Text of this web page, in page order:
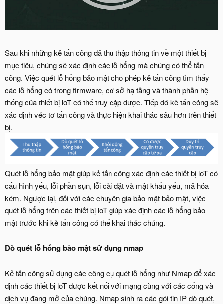
Sau khi những kẻ tấn công đã thu thập thông tin về một thiết bị
mục tiêu, chúng sẽ xác định các lỗ hổng mà chúng có thể tấn
công. Việc quét lỗ hổng bảo mật cho phép kẻ tấn công tìm thấy
các lỗ hổng có trong firmware, cơ sở hạ tầng và thành phần hệ
thống của thiết bị loT có thể truy cập được. Tiếp đó kẻ tấn công sẽ
xác định véc tơ tấn công và thực hiện khai thác sâu hơn trên thiết
bị.
Quét lỗ hổng bảo mật giúp kẻ tấn công xác định các thiết bị loT có
cấu hình yếu, lỗi phần sụn, lỗi cài đặt và mật khẩu yếu, mã hóa
kém. Ngược lại, đối với các chuyên gia bảo mật bảo mật, việc
quét lỗ hổng trên các thiết bị loT giúp xác định các lỗ hổng bảo
mật trước khi kẻ tấn công có thể khai thác chúng.
Dò quét lỗ hổng bảo mật sử dụng nmap
Kẻ tấn công sử dụng các công cụ quét lỗ hổng như Nmap để xác
định các thiết bị loT được kết nối với mạng cùng với các cổng và
dịch vụ đang mở của chúng. Nmap sinh ra các gói tin IP dò quét,